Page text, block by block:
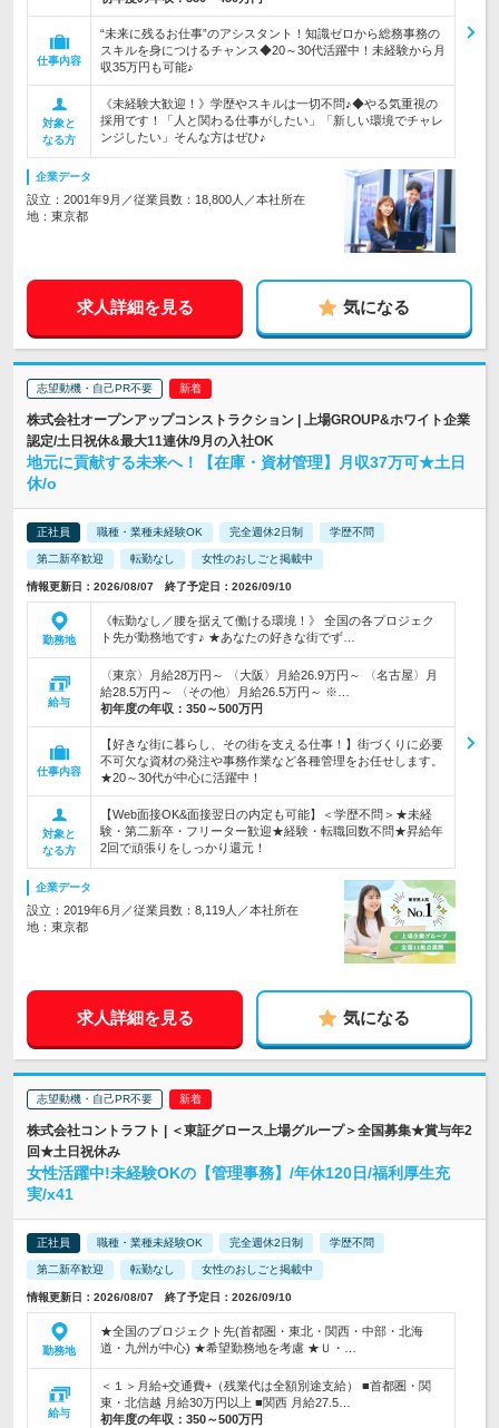
仕事内容
“未来に残るお仕事”のアシスタント！知識ゼロから総務事務の
スキルを身につけるチャンス◆20～30代活躍中！未経験から月
収35万円も可能♪
対象と
なる方
《未経験大歓迎！》学歴やスキルは一切不問♪◆やる気重視の
採用です！「人と関わる仕事がしたい」「新しい環境でチャレ
ンジしたい」そんな方はぜひ♪
企業データ
設立：2001年9月／従業員数：18,800人／本社所在
地：東京都
求人詳細を見る 気になる
志望動機・自己PR不要
株式会社オープンアップコンストラクション | 上場GROUP&ホワイト企業
認定/土日祝休&最大11連休/9月の入社OK
地元に貢献する未来へ！【在庫・資材管理】月収37万可★土日
休/o
正社員 職種・業種未経験OK 完全週休2日制 学歴不問
第二新卒歓迎 転勤なし 女性のおしごと掲載中
情報更新日：2026/08/07 終了予定日：2026/09/10
勤務地
《転勤なし／腰を据えて働ける環境！》 全国の各プロジェク
ト先が勤務地です♪ ★あなたの好きな街でず…
給与
〈東京〉月給28万円～ 〈大阪〉月給26.9万円～ 〈名古屋〉月
給28.5万円～ 〈その他〉月給26.5万円～ ※…
初年度の年収： 350～500万円
仕事内容
【好きな街に暮らし、その街を支える仕事！】街づくりに必要
不可欠な資材の発注や事務作業など各種管理をお任せします。
★20～30代が中心に活躍中！
対象と
なる方
【Web面接OK&面接翌日の内定も可能】＜学歴不問＞★未経
験・第二新卒・フリーター歓迎★経験・転職回数不問★昇給年
2回で頑張りをしっかり還元！
企業データ
設立：2019年6月／従業員数：8,119人／本社所在
地：東京都
求人詳細を見る 気になる
志望動機・自己PR不要
株式会社コントラフト | ＜東証グロース上場グループ＞全国募集★賞与年2
回★土日祝休み
女性活躍中!未経験OKの【管理事務】/年休120日/福利厚生充
実/x41
正社員 職種・業種未経験OK 完全週休2日制 学歴不問
第二新卒歓迎 転勤なし 女性のおしごと掲載中
情報更新日：2026/08/07 終了予定日：2026/09/10
勤務地
★全国のプロジェクト先(首都圏・東北・関西・中部・北海
道・九州が中心) ★希望勤務地を考慮 ★Ｕ・…
給与
＜１＞月給+交通費+（残業代は全額別途支給） ■首都圏・関
東・北信越 月給30万円以上 ■関西 月給27.5…
初年度の年収： 350～500万円